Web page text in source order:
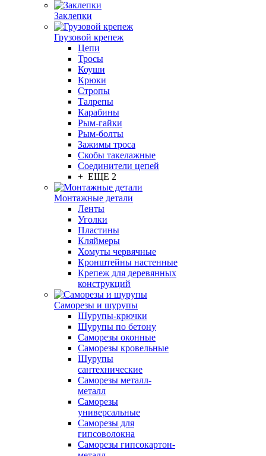
Заклепки
Грузовой крепеж
Цепи
Тросы
Коуши
Крюки
Стропы
Талрепы
Карабины
Рым-гайки
Рым-болты
Зажимы троса
Скобы такелажные
Соединители цепей
+ ЕЩЕ 2
Монтажные детали
Ленты
Уголки
Пластины
Кляймеры
Хомуты червячные
Кронштейны настенные
Крепеж для деревянных
конструкций
Саморезы и шурупы
Шурупы-крючки
Шурупы по бетону
Саморезы оконные
Саморезы кровельные
Шурупы
сантехнические
Саморезы металл-
металл
Саморезы
универсальные
Саморезы для
гипсоволокна
Саморезы гипсокартон-